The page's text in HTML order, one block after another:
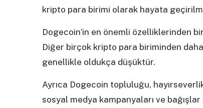
kripto para birimi olarak hayata
Dogecoin’in en önemli özelliklerinden
Diğer birçok kripto para biriminden
genellikle oldukça düşüktür.
Ayrıca Dogecoin topluluğu,
sosyal medya kampanyaları ve bağışlar